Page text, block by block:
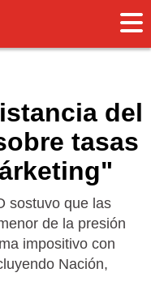
del
tasas
sostuvo que las
de la presión
impositivo con
Nación,